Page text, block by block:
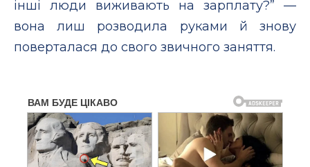
інші люди виживають на зарплату?” —
вона лиш розводила руками й знову
поверталася до свого звичного заняття.